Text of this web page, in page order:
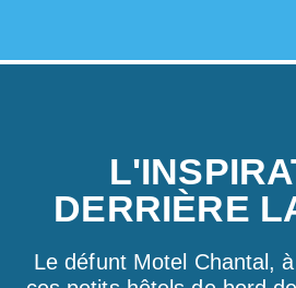
DERRIÈRE
Le défunt Motel Chantal,